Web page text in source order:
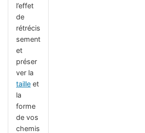
l’effet
de
rétrécis
sement
et
préser
ver la
taille et
la
forme
de vos
chemis